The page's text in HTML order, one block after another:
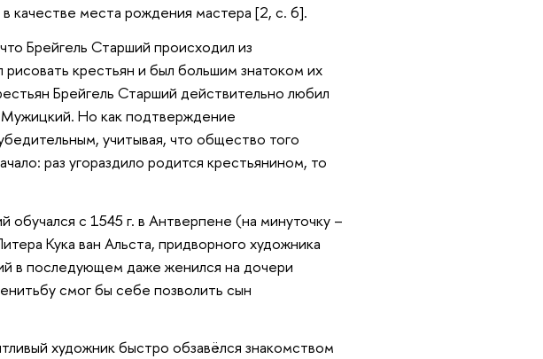
качестве места рождения мастера [2, с. 6].
Брейгель Старший происходил из
крестьян и был большим знатоком их
Брейгель Старший действительно любил
Мужицкий. Но как подтверждение
учитывая, что общество того
раз угораздило родится крестьянином, то
с 1545 г. в Антверпене (на минуточку –
Кука ван Альста, придворного художника
в последующем даже женился на дочери
смог бы себе позволить сын
художник быстро обзавёлся знакомством